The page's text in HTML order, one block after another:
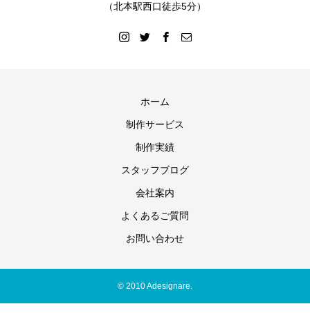
（北本駅西口徒歩5分）
ホーム
制作サービス
制作実績
スタッフブログ
会社案内
よくあるご質問
お問い合わせ
© 2010 Adesignare.